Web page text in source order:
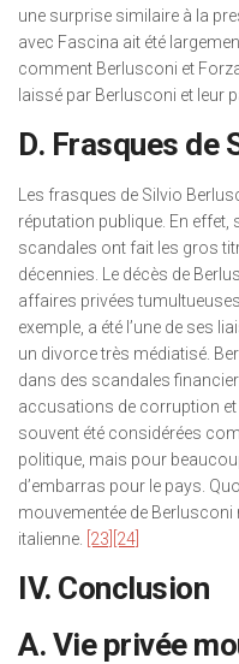
une surprise similaire à la
avec Fascina ait été
comment Berlusconi et
laissé par Berlusconi et leur
D. Frasques de
Les frasques de Silvio
réputation publique. En
scandales ont fait les gros
décennies. Le décès de
affaires privées
exemple, a été l’une de ses
un divorce très médiatisé.
dans des scandales
accusations de corruption
souvent été considérées
politique, mais pour
d’embarras pour le pays.
mouvementée de Berlusconi
italienne.
[23] [24]
IV. Conclusion
A. Vie privée